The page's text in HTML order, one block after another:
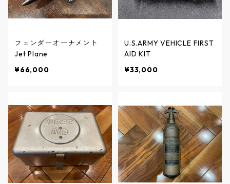
フェンダーオーナメント
Jet Plane
¥66,000
U.S.ARMY VEHICLE FIRST
AID KIT
¥33,000